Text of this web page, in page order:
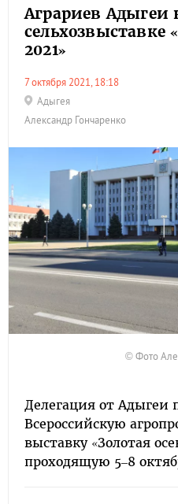
Аграриев Адыгеи
сельхозвыставке
2021»
7 октября 2021, 18:18
Адыгея
Александр Гончаренко
© Фото
Делегация от Адыгеи
Всероссийскую
выставку «Золотая
проходящую 5–8